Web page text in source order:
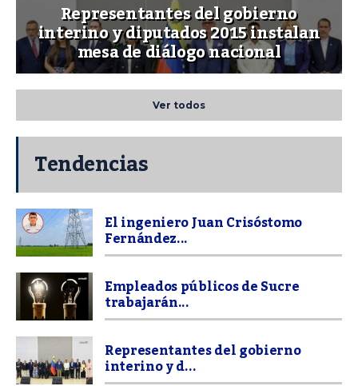
Representantes del gobierno
interino y diputados 2015 instalan
mesa de diálogo nacional
Ver todos
Tendencias
El ingeniero Juan Crisóstomo
Fernández...
Empleados públicos de Sucre
trabajarán...
Representantes del gobierno
interino y d...